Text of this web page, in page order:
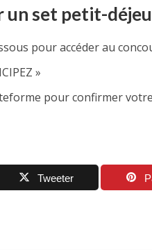
un set petit-
pour accéder au
»
pour confirmer
Tweeter